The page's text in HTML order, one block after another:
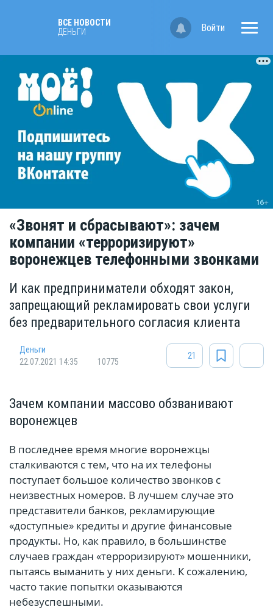
ВСЕ НОВОСТИ
ДЕНЬГИ
Войти
«Звонят и сбрасывают»: зачем
компании «терроризируют»
воронежцев телефонными звонками
И как предприниматели обходят закон,
запрещающий рекламировать свои услуги
без предварительного согласия клиента
Деньги
22.07.2021 14:35
10775
21
Зачем компании массово обзванивают
воронежцев
В последнее время многие воронежцы
сталкиваются с тем, что на их телефоны
поступает большое количество звонков с
неизвестных номеров. В лучшем случае это
представители банков, рекламирующие
«доступные» кредиты и другие финансовые
продукты. Но, как правило, в большинстве
случаев граждан «терроризируют» мошенники,
пытаясь выманить у них деньги. К сожалению,
часто такие попытки оказываются
небезуспешными.